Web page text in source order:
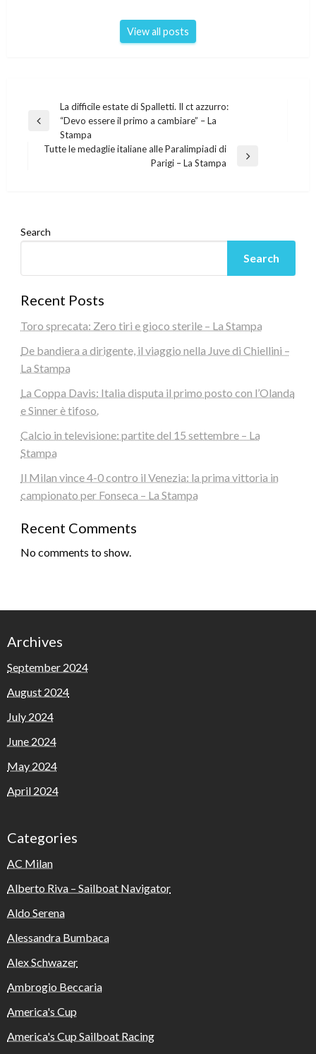
View all posts
navigation
Previous
La difficile estate di Spalletti. Il ct azzurro:
“Devo essere il primo a cambiare” – La
Stampa
Tutte le medaglie italiane alle Paralimpiadi di
Parigi – La Stampa
Search
Search
Recent Posts
Toro sprecata: Zero tiri e gioco sterile – La Stampa
De bandiera a dirigente, il viaggio nella Juve di Chiellini –
La Stampa
La Coppa Davis: Italia disputa il primo posto con l’Olanda
e Sinner è tifoso.
Calcio in televisione: partite del 15 settembre – La
Stampa
Il Milan vince 4-0 contro il Venezia: la prima vittoria in
campionato per Fonseca – La Stampa
Recent Comments
No comments to show.
Archives
September 2024
August 2024
July 2024
June 2024
May 2024
April 2024
Categories
AC Milan
Alberto Riva – Sailboat Navigator
Aldo Serena
Alessandra Bumbaca
Alex Schwazer
Ambrogio Beccaria
America's Cup
America's Cup Sailboat Racing